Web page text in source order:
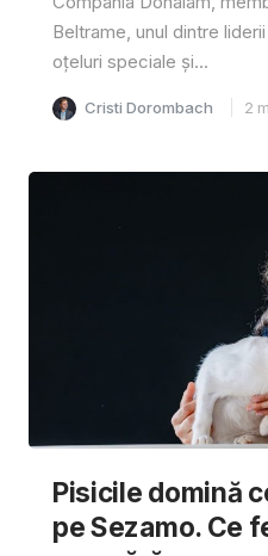
Beltrame, unul dintre
oțeluri speciale și...
Cristi Dorombach 2
Pisicile domină
pe Sezamo. Ce